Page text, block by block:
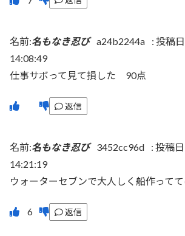
名前:名もなき忍び a24b2244a : 投稿
14:08:49
仕事サボって見て損した 90点
返信
名前:名もなき忍び 3452cc96d : 投稿
14:21:19
ウォーターセブンで大人しく船作って
返信